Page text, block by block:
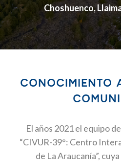
Choshuenco,
CONOCIMIENTO
El años 2021 el equipo
“CIVUR-39°: Centro
de La Araucanía”,